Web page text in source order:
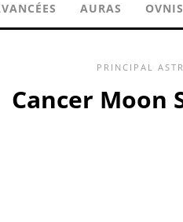
AURAS
PRINCIPAL
Cancer Moon